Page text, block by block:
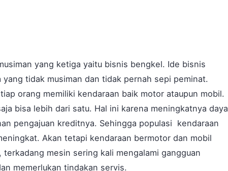
yang ketiga yaitu bisnis bengkel. Ide bisnis
tidak musiman dan tidak pernah sepi peminat.
orang memiliki kendaraan baik motor ataupun mobil.
bisa lebih dari satu. Hal ini karena meningkatnya daya
pengajuan kreditnya. Sehingga populasi kendaraan
Akan tetapi kendaraan bermotor dan mobil
mesin sering kali mengalami gangguan
memerlukan tindakan servis.